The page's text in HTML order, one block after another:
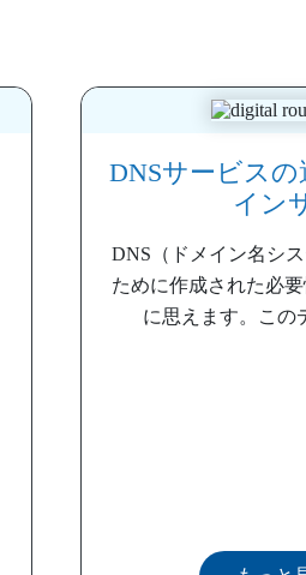
DNSサービス
イン
DNS（ドメイン名シ
ために作成された必
に思えます。この